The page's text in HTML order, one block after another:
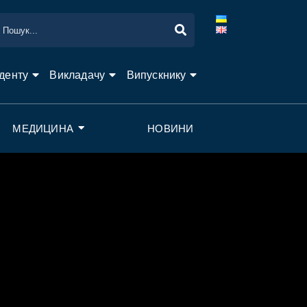
Викладачу Випускнику
МЕДИЦИНА НОВИНИ